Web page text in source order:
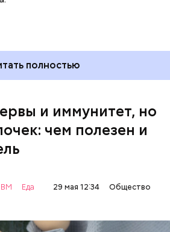
полностью
и иммунитет, но
чем полезен и
ВМ Еда 29 мая 12:34 Общество
болеет мочекаменной
не рекомендуется. При
синдроме
язвах и панкреатите
исключить из рациона, —
— Он может привести к
желудка и раздражать